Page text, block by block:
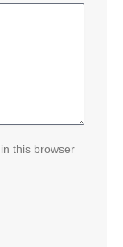
this browser